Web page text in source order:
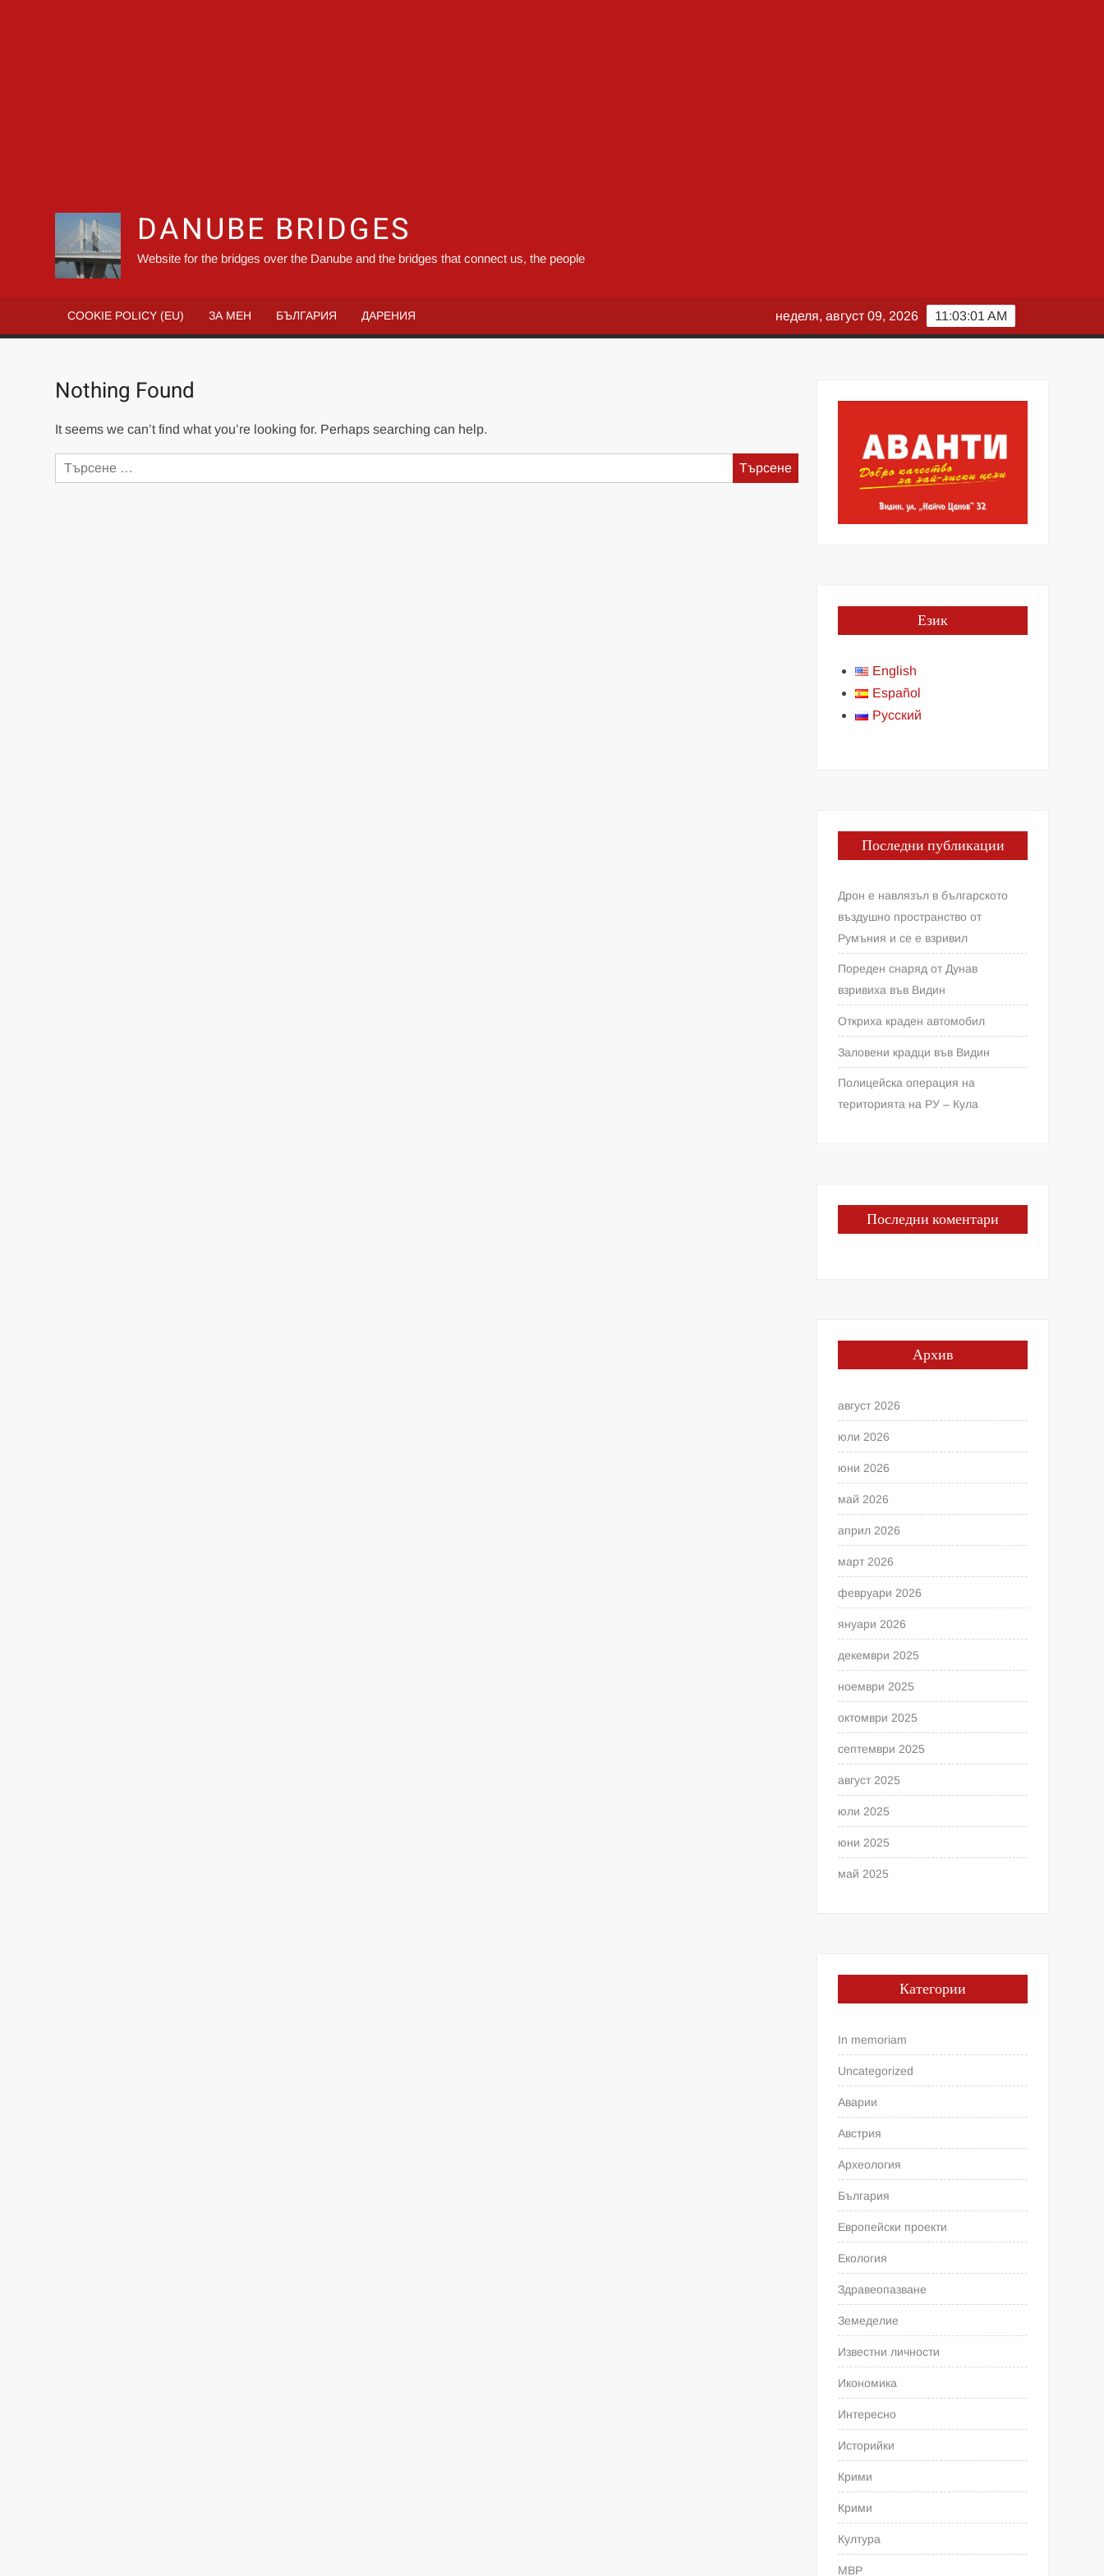
DANUBE BRIDGES
Website for the bridges over the Danube and the bridges that connect us, the people
COOKIE POLICY (EU) ЗА МЕН БЪЛГАРИЯ ДАРЕНИЯ 11:03:02 AM
неделя, август 09, 2026
Nothing Found
It seems we can’t find what you’re looking for. Perhaps searching can help.
Търсене
за:
Език
English
Español
Русский
Последни публикации
Дрон е навлязъл в българското
въздушно пространство от
Румъния и се е взривил
Пореден снаряд от Дунав
взривиха във Видин
Откриха краден автомобил
Заловени крадци във Видин
Полицейска операция на
територията на РУ – Кула
Последни коментари
Архив
август 2026
юли 2026
юни 2026
май 2026
април 2026
март 2026
февруари 2026
януари 2026
декември 2025
ноември 2025
октомври 2025
септември 2025
август 2025
юли 2025
юни 2025
май 2025
Категории
In memoriam
Uncategorized
Аварии
Австрия
Археология
България
Европейски проекти
Екология
Здравеопазване
Земеделие
Известни личности
Икономика
Интересно
Историйки
Крими
Крими
Култура
МВР